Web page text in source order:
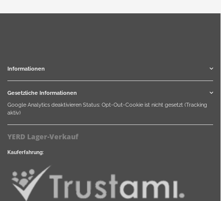
Informationen
Gesetzliche Informationen
Google Analytics deaktivieren Status: Opt-Out-Cookie ist nicht gesetzt (Tracking
aktiv)
YERD Lager-Verkauf
Kauferfahrung: